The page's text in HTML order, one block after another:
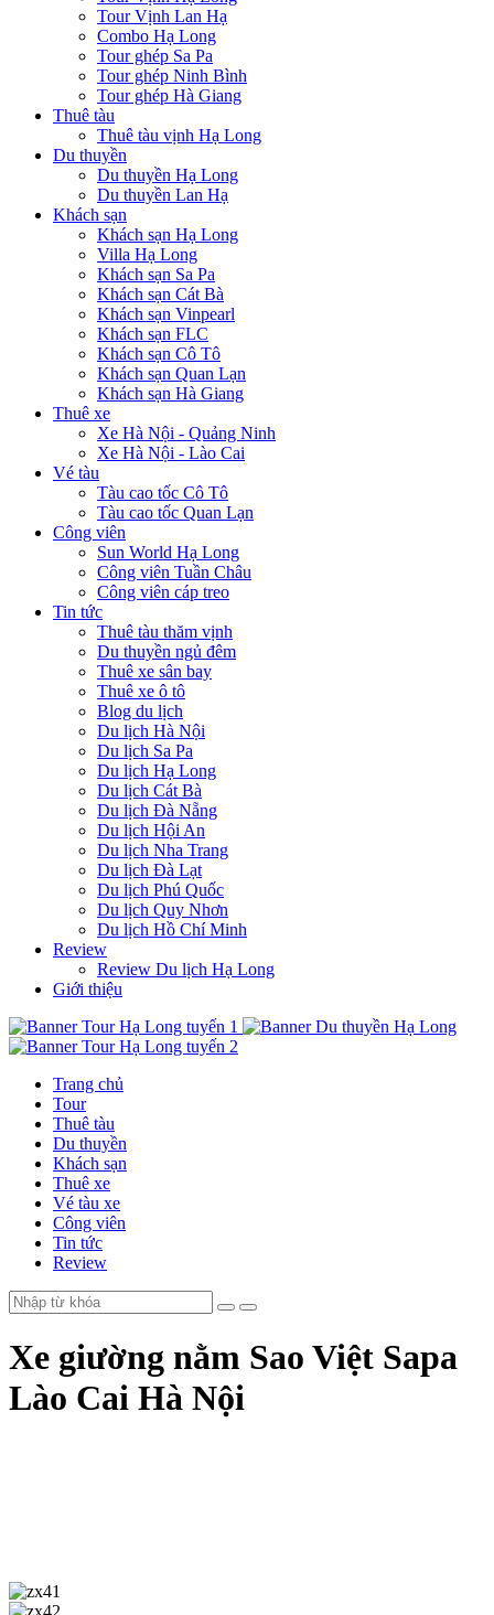
Tour Vịnh Lan Hạ
Combo Hạ Long
Tour ghép Sa Pa
Tour ghép Ninh Bình
Tour ghép Hà Giang
Thuê tàu
Thuê tàu vịnh Hạ Long
Du thuyền
Du thuyền Hạ Long
Du thuyền Lan Hạ
Khách sạn
Khách sạn Hạ Long
Villa Hạ Long
Khách sạn Sa Pa
Khách sạn Cát Bà
Khách sạn Vinpearl
Khách sạn FLC
Khách sạn Cô Tô
Khách sạn Quan Lạn
Khách sạn Hà Giang
Thuê xe
Xe Hà Nội - Quảng Ninh
Xe Hà Nội - Lào Cai
Vé tàu
Tàu cao tốc Cô Tô
Tàu cao tốc Quan Lạn
Công viên
Sun World Hạ Long
Công viên Tuần Châu
Công viên cáp treo
Tin tức
Thuê tàu thăm vịnh
Du thuyền ngủ đêm
Thuê xe sân bay
Thuê xe ô tô
Blog du lịch
Du lịch Hà Nội
Du lịch Sa Pa
Du lịch Hạ Long
Du lịch Cát Bà
Du lịch Đà Nẵng
Du lịch Hội An
Du lịch Nha Trang
Du lịch Đà Lạt
Du lịch Phú Quốc
Du lịch Quy Nhơn
Du lịch Hồ Chí Minh
Review
Review Du lịch Hạ Long
Giới thiệu
Trang chủ
Tour
Thuê tàu
Du thuyền
Khách sạn
Thuê xe
Vé tàu xe
Công viên
Tin tức
Review
Xe giường nằm Sao Việt Sapa
Lào Cai Hà Nội